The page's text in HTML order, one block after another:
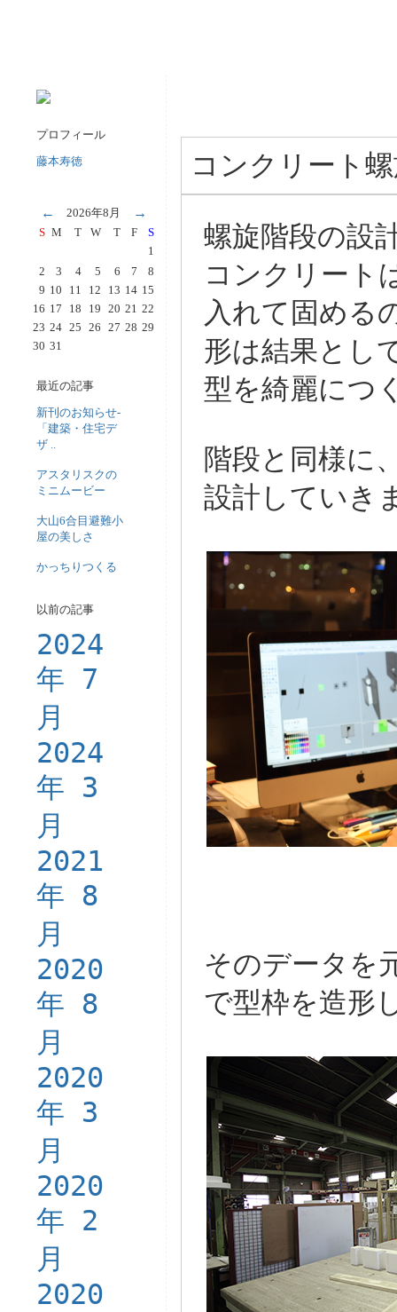
プロフィール
藤本寿徳
← 2026年8月 →
S M T W T F
S
1
2
3 4 5 6 7
8
9 10 11 12 13 14 15
16 17 18 19 20 21 22
23 24 25 26 27 28 29
30 31
最近の記事
新刊のお知らせ-
「建築・住宅デ
ザ ..
アスタリスクの
ミニムービー
大山6合目避難小
屋の美しさ
かっちりつくる
以前の記事
2024
年 7
月
2024
年 3
月
2021
年 8
月
2020
年 8
月
2020
年 3
月
2020
年 2
月
2020
コンクリート
螺旋階段の設
コンクリート
入れて固める
形は結果とし
型を綺麗につ
階段と同様に
設計していき
そのデータを
で型枠を造形